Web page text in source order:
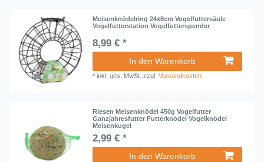
Meisenknödelring 24x8cm Vogelfuttersäule
Vogelfutterstation Vogelfutterspender
8,99 € *
In den Warenkorb
*inkl. ges. MwSt. zzgl.Versandkosten
Riesen Meisenknödel 450g Vogelfutter
Ganzjahresfutter Futterknödel Vogelknödel
Meisenkugel
2,99 € *
In den Warenkorb